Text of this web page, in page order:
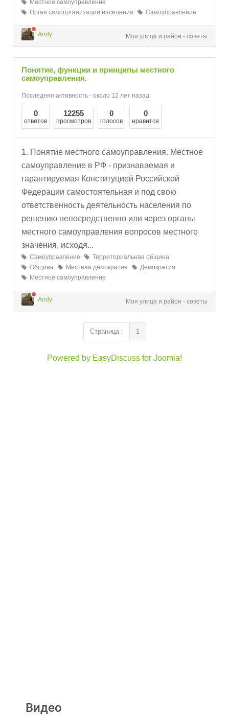
Местное самоуправление
Орган самоорганизации населения
Самоуправление
Andy Моя улица и район - советы
Понятие, функции и принципы местного
самоуправления.
Последняя активность - около 12 лет назад
0
ответов
12255
просмотров
0
голосов
0
нравится
1. Понятие местного самоуправления. Местное
самоуправление в РФ - признаваемая и
гарантируемая Конституцией Российской
Федерации самостоятельная и под свою
ответственность деятельность населения по
решению непосредственно или через органы
местного самоуправления вопросов местного
значения, исходя...
Самоуправление
Территориальная община
Община
Местная демократия
Демократия
Местное самоуправление
Andy Моя улица и район - советы
Страница : 1
Powered by EasyDiscuss for Joomla!
Видео